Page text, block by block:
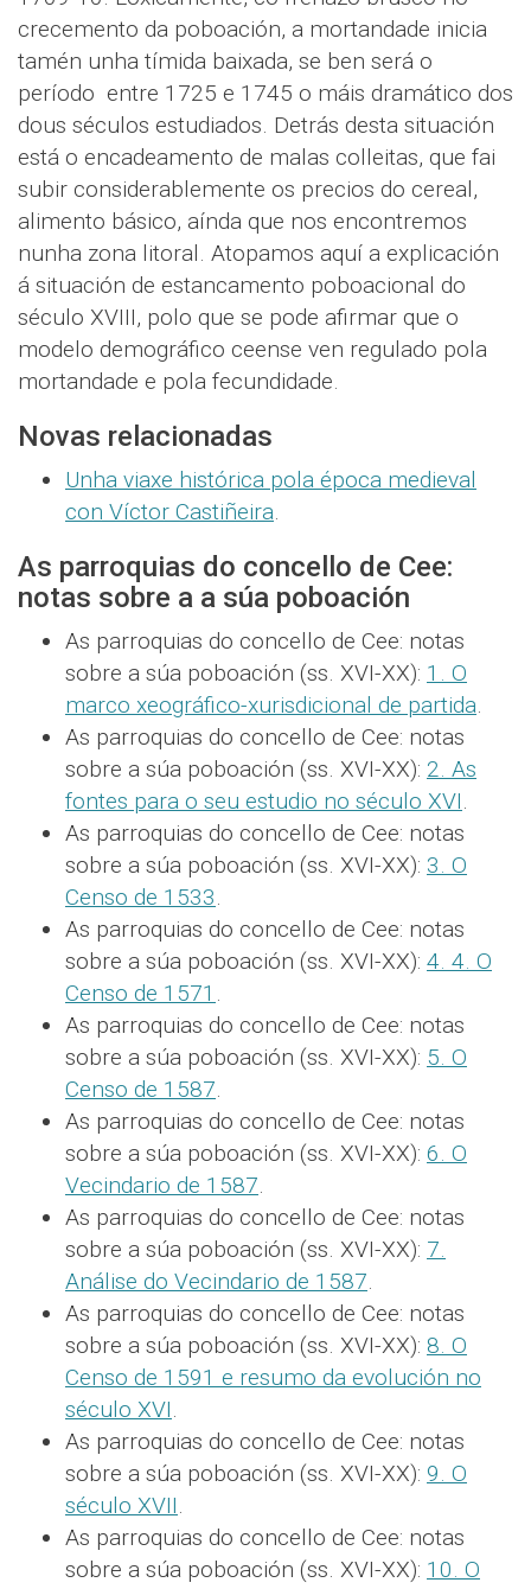
crecemento da poboación, a mortandade inicia
tamén unha tímida baixada, se ben será o
período entre 1725 e 1745 o máis dramático dos
dous séculos estudiados. Detrás desta situación
está o encadeamento de malas colleitas, que fai
subir considerablemente os precios do cereal,
alimento básico, aínda que nos encontremos
nunha zona litoral. Atopamos aquí a explicación
á situación de estancamento poboacional do
século XVIII, polo que se pode afirmar que o
modelo demográfico ceense ven regulado pola
mortandade e pola fecundidade.
Novas relacionadas
Unha viaxe histórica pola época medieval
con Víctor Castiñeira.
As parroquias do concello de Cee:
notas sobre a a súa poboación
As parroquias do concello de Cee: notas
sobre a súa poboación (ss. XVI-XX): 1. O
marco xeográfico-xurisdicional de partida.
As parroquias do concello de Cee: notas
sobre a súa poboación (ss. XVI-XX): 2. As
fontes para o seu estudio no século XVI.
As parroquias do concello de Cee: notas
sobre a súa poboación (ss. XVI-XX): 3. O
Censo de 1533.
As parroquias do concello de Cee: notas
sobre a súa poboación (ss. XVI-XX): 4. 4. O
Censo de 1571 .
As parroquias do concello de Cee: notas
sobre a súa poboación (ss. XVI-XX): 5. O
Censo de 1587.
As parroquias do concello de Cee: notas
sobre a súa poboación (ss. XVI-XX): 6. O
Vecindario de 1587.
As parroquias do concello de Cee: notas
sobre a súa poboación (ss. XVI-XX): 7.
Análise do Vecindario de 1587.
As parroquias do concello de Cee: notas
sobre a súa poboación (ss. XVI-XX): 8. O
Censo de 1591 e resumo da evolución no
século XVI.
As parroquias do concello de Cee: notas
sobre a súa poboación (ss. XVI-XX): 9. O
século XVII.
As parroquias do concello de Cee: notas
sobre a súa poboación (ss. XVI-XX): 10. O